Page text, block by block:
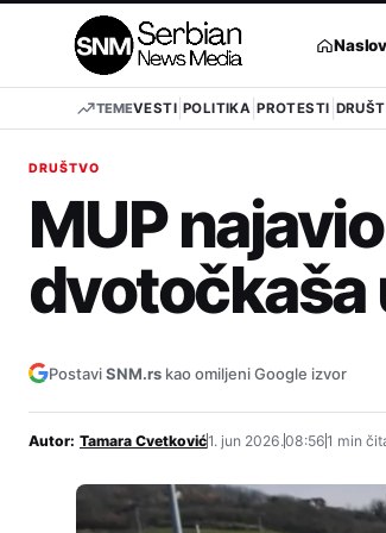
TEMEVESTI POLITIKA PROTESTI
DRUŠTVO
MUP
dvotočkaša
PostaviSNM.rs kao omiljeni Google izvor
Autor: Tamara Cvetković1. jun 2026.08:561 min